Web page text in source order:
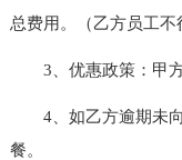
总费用。（乙方员工不
3、优惠政策：甲方
4、如乙方逾期未向
餐。